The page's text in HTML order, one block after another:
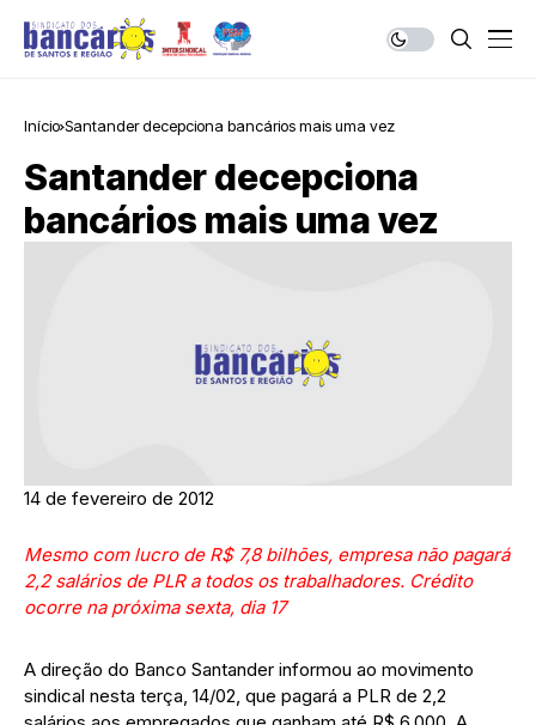
Início Santander decepciona bancários mais uma vez
Santander decepciona
bancários mais uma vez
14 de fevereiro de 2012
Mesmo com lucro de R$ 7,8 bilhões, empresa não pagará
2,2 salários de PLR a todos os trabalhadores. Crédito
ocorre na próxima sexta, dia 17
A direção do Banco Santander informou ao movimento
sindical nesta terça, 14/02, que pagará a PLR de 2,2